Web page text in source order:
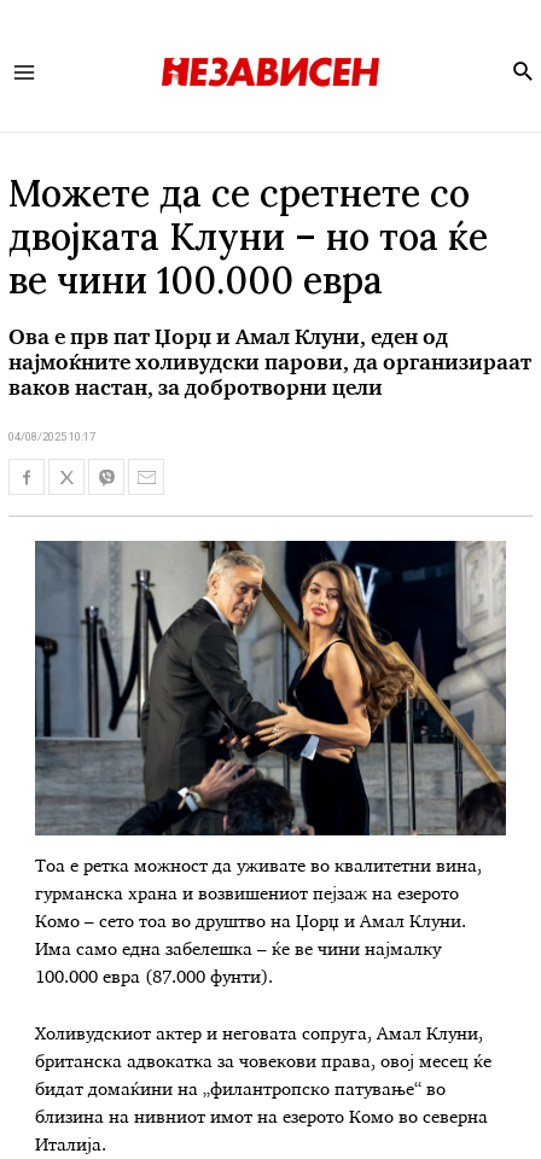
Можете да се сретнете со
двојката Клуни – но тоа ќе
ве чини 100.000 евра
Ова е прв пат Џорџ и Амал Клуни, еден од
најмоќните холивудски парови, да организираат
ваков настан, за добротворни цели
04/08/2025 10:17
Тоа е ретка можност да уживате во квалитетни вина,
гурманска храна и возвишениот пејзаж на езерото
Комо – сето тоа во друштво на Џорџ и Амал Клуни.
Има само една забелешка – ќе ве чини најмалку
100.000 евра (87.000 фунти).
Холивудскиот актер и неговата сопруга, Амал Клуни,
британска адвокатка за човекови права, овој месец ќе
бидат домаќини на „филантропско патување“ во
близина на нивниот имот на езерото Комо во северна
Италија.